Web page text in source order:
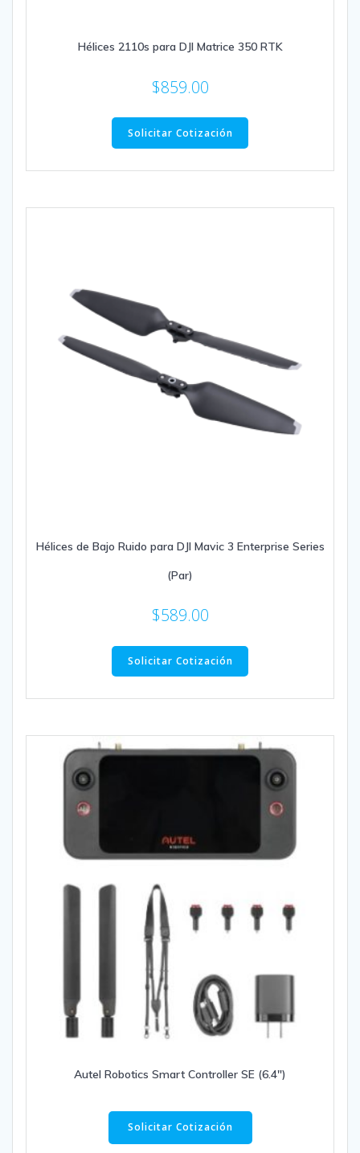
Hélices 2110s para DJI Matrice 350 RTK
$859.00
Solicitar Cotización
Hélices de Bajo Ruido para DJI Mavic 3 Enterprise Series
(Par)
$589.00
Solicitar Cotización
Autel Robotics Smart Controller SE (6.4″)
Solicitar Cotización